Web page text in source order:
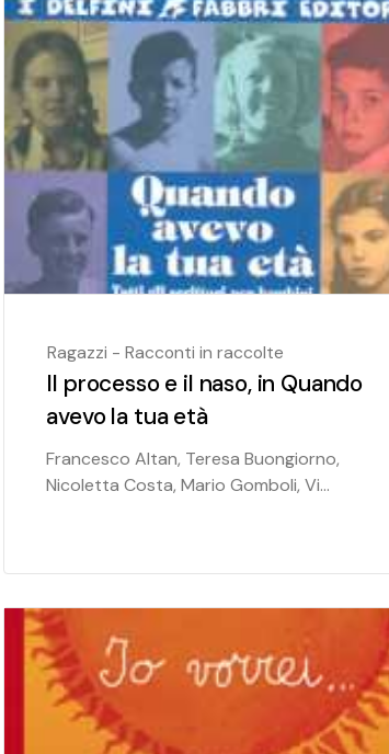
Ragazzi - Racconti in raccolte
Il processo e il naso, in Quando
avevo la tua età
Francesco Altan, Teresa Buongiorno,
Nicoletta Costa, Mario Gomboli, Vi...